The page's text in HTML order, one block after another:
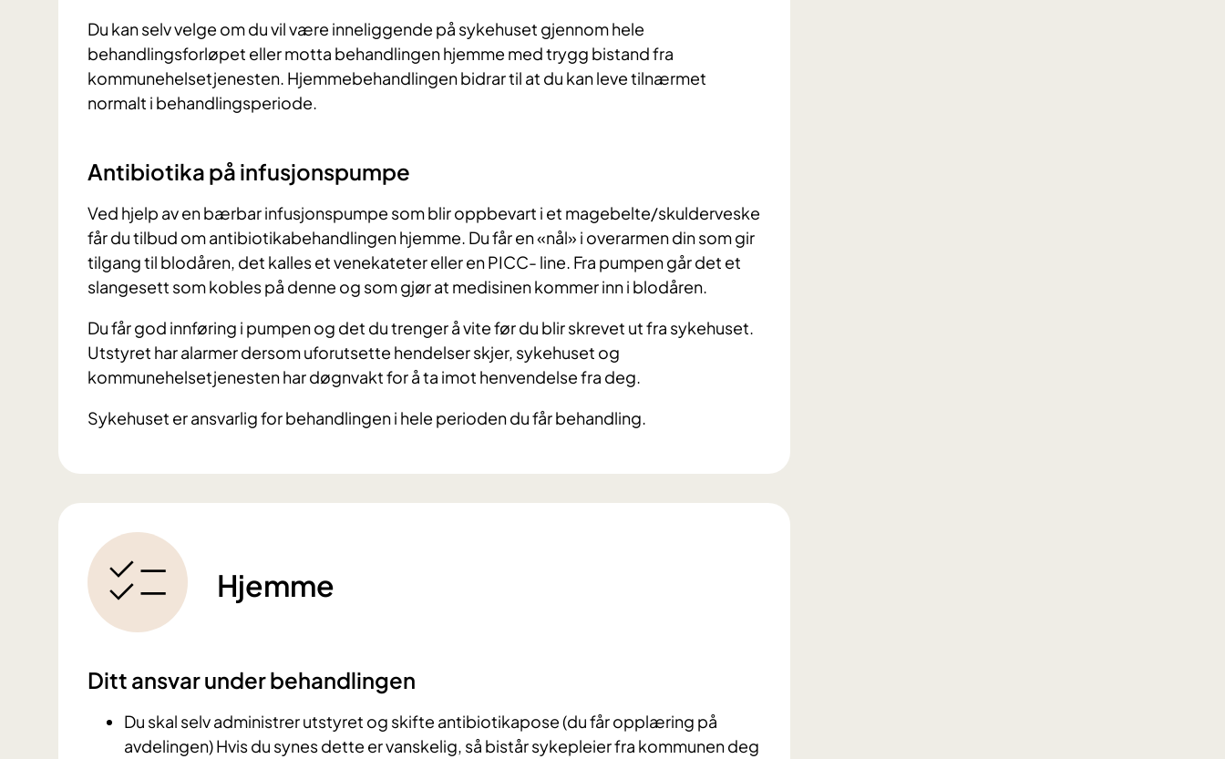
Du kan selv velge om du vil være inneliggende på sykehuset gjennom hele
behandlingsforløpet eller motta behandlingen hjemme med trygg bistand fra
kommunehelsetjenesten. Hjemmebehandlingen bidrar til at du kan leve tilnærmet
normalt i behandlingsperiode.
Antibiotika på infusjonspumpe
Ved hjelp av en bærbar infusjonspumpe som blir oppbevart i et magebelte/skulderveske
får du tilbud om antibiotikabehandlingen hjemme. Du får en «nål» i overarmen din som gir
tilgang til blodåren, det kalles et venekateter eller en PICC- line. Fra pumpen går det et
slangesett som kobles på denne og som gjør at medisinen kommer inn i blodåren.
Du får god innføring i pumpen og det du trenger å vite før du blir skrevet ut fra sykehuset.
Utstyret har alarmer dersom uforutsette hendelser skjer, sykehuset og
kommunehelsetjenesten har døgnvakt for å ta imot henvendelse fra deg.
Sykehuset er ansvarlig for behandlingen i hele perioden du får behandling.
Hjemme
Ditt ansvar under behandlingen
Du skal selv administrer utstyret og skifte antibiotikapose (du får opplæring på
avdelingen) Hvis du synes dette er vanskelig, så bistår sykepleier fra kommunen deg